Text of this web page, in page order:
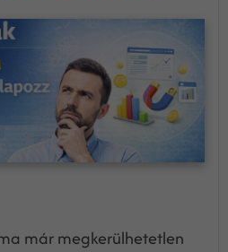
már megkerülhetetlen